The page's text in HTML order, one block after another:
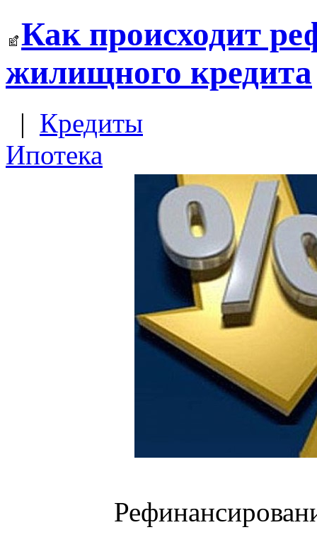
Как происходит
жилищного кредита
| Кредиты
Ипотека